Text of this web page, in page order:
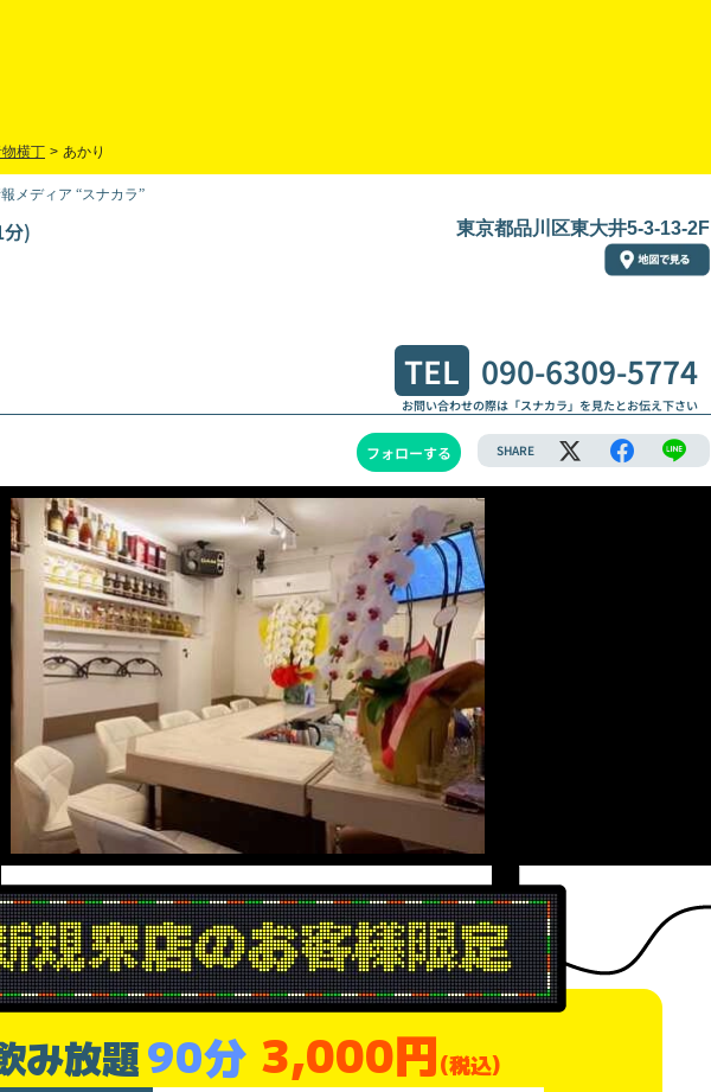
横丁 > あかり
メディア “スナカラ”
) 東京都品川区東大井5-3-13-2F
TEL 090-6309-5774
お問い合わせの際は「スナカラ」を見たとお伝え下さい
フォローする SHARE
み放題90分 3,000円(税込)